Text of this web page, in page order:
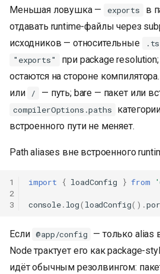
Меньшая ловушка — exports
в
отдавать runtime-файлы через
исходников — относительные
.ts
"exports"
при package
остаются на стороне
или / — путь; bare — пакет или
compilerOptions.paths
встроенного пути не меняет.
Path aliases вне встроенного
1
2
3
import { loadConfig } from
console. log( loadConfig().
Если @app/config — только alias
Node трактует его как package-
идёт обычным резолвингом: